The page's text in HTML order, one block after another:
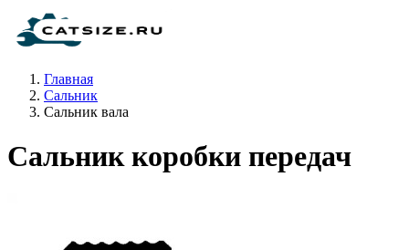
Главная
Сальник
Сальник вала
Сальник коробки передач